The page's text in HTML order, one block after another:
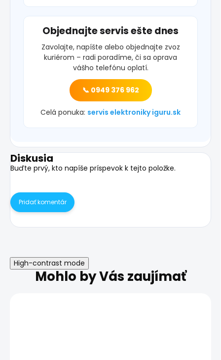
Objednajte servis ešte dnes
Zavolajte, napíšte alebo objednajte zvoz
kuriérom – radi poradíme, či sa oprava
vášho telefónu oplatí.
📞 0949 376 962
Celá ponuka: servis elektroniky iguru.sk
Diskusia
Buďte prvý, kto napíše príspevok k tejto položke.
Pridať komentár
High-contrast mode
Mohlo by Vás zaujímať